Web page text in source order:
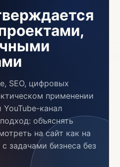
SEO, цифровых
применении
YouTube-канал
объяснять
на сайт как на
задачами бизнеса без